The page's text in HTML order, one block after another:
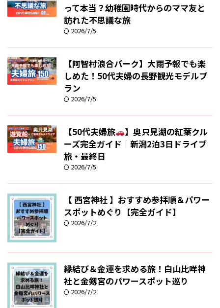
って本当？幼稚園時代からのママ友と
訪れた不思議な旅
2026/7/5
【阿智村浪合パーク】大雨予報でも楽
しめた！50代夫婦の長野観光モデルプ
ラン
2026/7/5
【50代夫婦旅
】奥只見湖の紅葉クル
ーズ完全ガイド｜新潟2泊3日ドライブ
旅・最終日
2026/7/5
【 西宮神社 】おすすめ参拝順＆パワー
スポットめぐり【完全ガイド】
2026/7/2
縁結び＆金運を求める旅！白山比咩神
社と金剱宮のパワースポット巡り
2026/7/2